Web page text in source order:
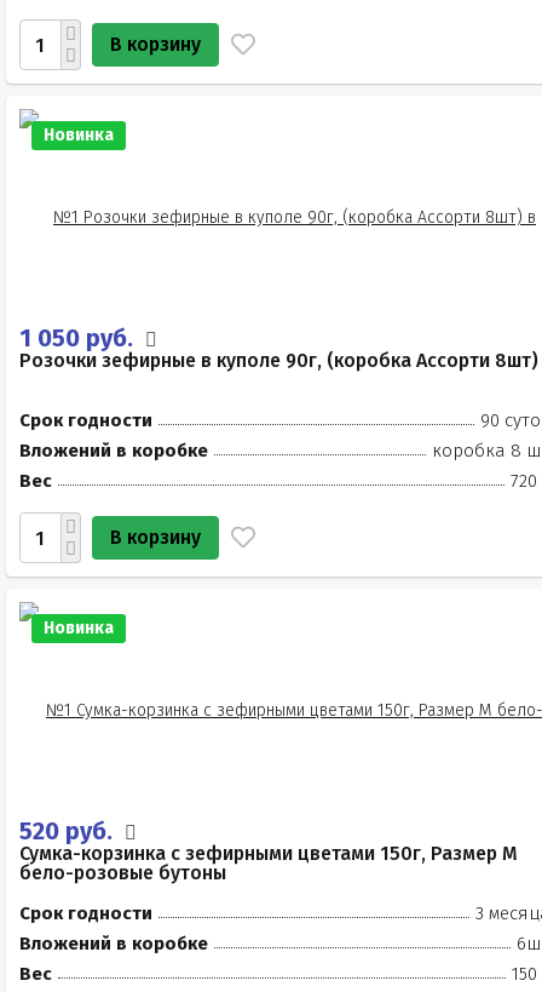
В корзину
Новинка
1 050 руб.
Розочки зефирные в куполе 90г, (коробка Ассорти 8шт)
Срок годности
90
Вложений в коробке
коробка 8
Вес
720
В корзину
Новинка
520 руб.
Сумка-корзинка с зефирными цветами 150г, Размер М
бело-розовые бутоны
Срок годности
3
Вложений в коробке
Вес
150